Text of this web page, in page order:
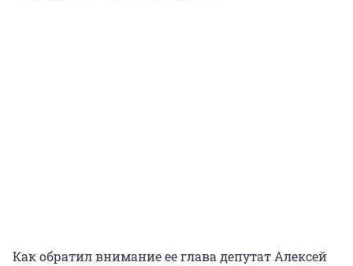
Как обратил внимание ее глава депутат Алексей